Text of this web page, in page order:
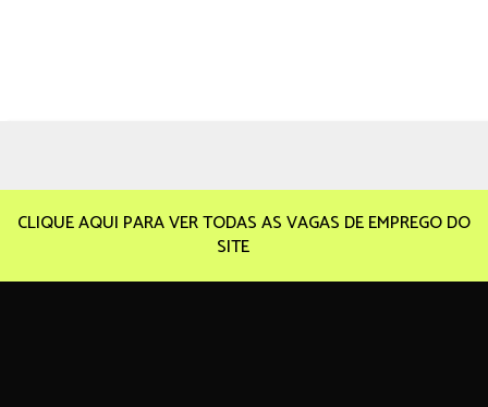
CLIQUE AQUI PARA VER TODAS AS VAGAS DE EMPREGO DO
SITE